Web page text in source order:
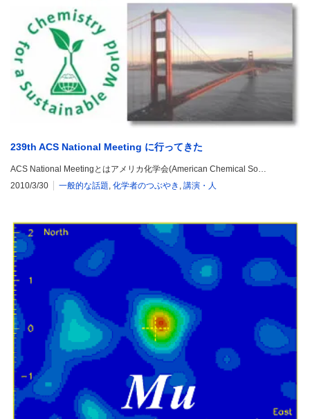
239th ACS National Meeting に行ってきた
ACS National Meetingとはアメリカ化学会(American Chemical So…
2010/3/30
一般的な話題, 化学者のつぶやき , 講演・人